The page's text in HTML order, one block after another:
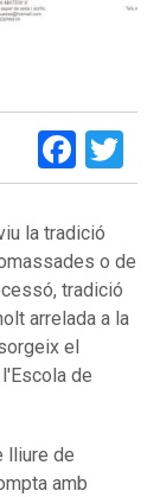
la tradició
o de
tradició
arrelada a la
el
de
lliure de
amb